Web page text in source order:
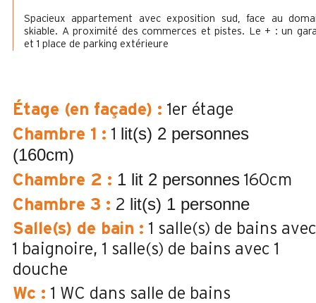
Spacieux appartement avec exposition sud, face au
skiable. A proximité des commerces et pistes. Le + : un
et 1 place de parking extérieure
Étage (en façade) : 1er étage
Chambre 1 : 1 lit(s) 2 personnes
(160cm)
Chambre 2 : 1 lit 2 personnes 160cm
Chambre 3 : 2 lit(s) 1 personne
Salle(s) de bain : 1 salle(s) de bains avec
1 baignoire 1 salle(s) de bains avec 1
douche
Wc : 1 WC dans salle de bains